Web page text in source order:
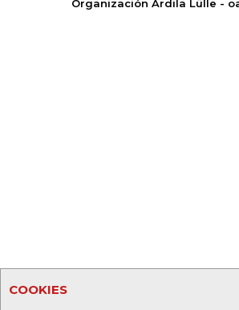
COOKIES
Organización Ardila Lülle -